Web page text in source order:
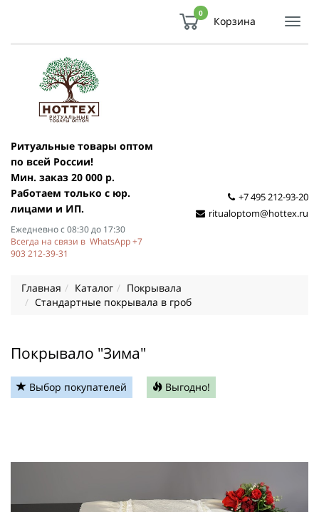
0
Корзина
Ритуальные товары оптом
по всей России!
Мин. заказ 20 000 р.
Работаем только с юр.
лицами и ИП.
Ежедневно с 08:30 до 17:30
Всегда на связи в WhatsApp +7
903 212-39-31
+7 495 212-93-20
ritualoptom@hottex.ru
Главная Каталог
Покрывала
Стандартные покрывала в гроб
Покрывало "Зима"
Выбор покупателей Выгодно!